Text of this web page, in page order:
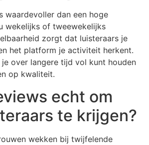
waardevoller dan een hoge
wekelijks of tweewekelijks
zorgt dat luisteraars je
het platform je activiteit herkent.
over langere tijd vol kunt houden
op kwaliteit.
echt om
te krijgen?
wekken bij twijfelende